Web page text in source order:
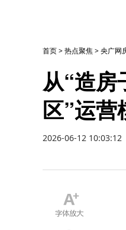
首页>热点聚焦>央广网
从“造房
区”运
2026-06-12 10:03:12